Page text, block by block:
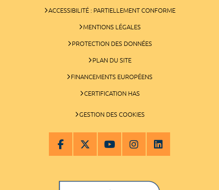
ACCESSIBILITÉ : PARTIELLEMENT CONFORME
MENTIONS LÉGALES
PROTECTION DES DONNÉES
PLAN DU SITE
FINANCEMENTS EUROPÉENS
CERTIFICATION HAS
GESTION DES COOKIES